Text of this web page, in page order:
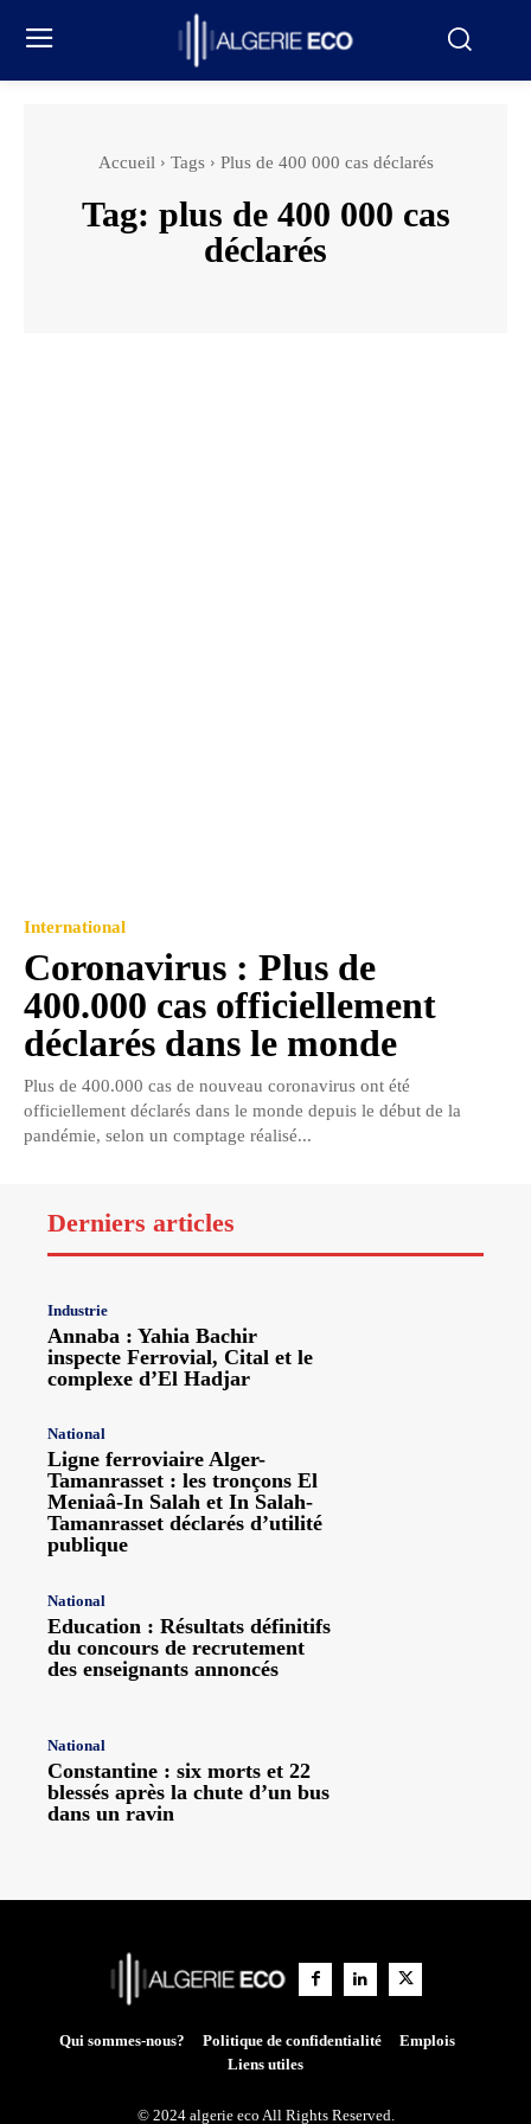
Accueil Tags Plus de 400 000 cas déclarés
Tag: plus de 400 000 cas
déclarés
International
Coronavirus : Plus de
400.000 cas officiellement
déclarés dans le monde
Plus de 400.000 cas de nouveau coronavirus ont été
officiellement déclarés dans le monde depuis le début de la
pandémie, selon un comptage réalisé...
Derniers articles
Industrie
Annaba : Yahia Bachir
inspecte Ferrovial, Cital et le
complexe d’El Hadjar
National
Ligne ferroviaire Alger-
Tamanrasset : les tronçons El
Meniaâ-In Salah et In Salah-
Tamanrasset déclarés d’utilité
publique
National
Education : Résultats définitifs
du concours de recrutement
des enseignants annoncés
National
Constantine : six morts et 22
blessés après la chute d’un bus
dans un ravin
Qui sommes-nous? Politique de confidentialité
Emplois
Liens utiles
© 2024 algerie eco All Rights Reserved.